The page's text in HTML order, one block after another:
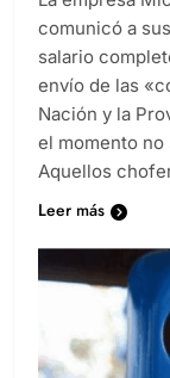
comunicó a
salario
envío de las
Nación y la
el momento no
Aquellos
Leer más